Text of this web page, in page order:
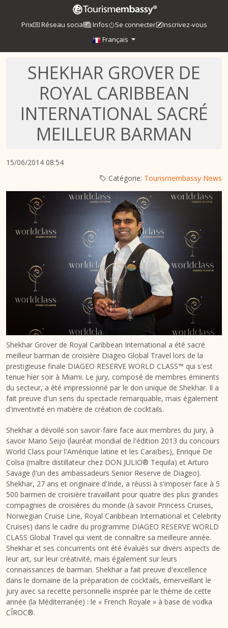
Prix Réseau social Infos Se connecter
Inscrivez-vous
Français
SHEKHAR GROVER DE
ROYAL CARIBBEAN
INTERNATIONAL SACRÉ
MEILLEUR BARMAN
15/06/2014 08:54
Catégorie: Tourismembassy News
Shekhar Grover de Royal Caribbean International a été sacré
meilleur barman de croisière Diageo Global Travel lors de la
prestigieuse finale DIAGEO RESERVE WORLD CLASS™ qui s'est
tenue hier soir à Miami. Le jury, composé de membres éminents
du secteur, a été impressionné par le don unique de Shekhar. Il a
fait preuve d'un sens du spectacle remarquable, mais également
d'inventivité en matière de création de cocktails.
Shekhar a dévoilé son savoir-faire face aux membres du jury, à
savoir Mario Seijo (lauréat mondial de l'édition 2013 du concours
World Class pour l'Amérique latine et les Caraïbes), Enrique De
Colsa (maître distillateur chez DON JULIO® Tequila) et Arturo
Savage (l'un des ambassadeurs Senior Reserve de Diageo).
Shekhar, 27 ans et originaire d'Inde, a réussi à s'imposer face à 5
500 barmen de croisière travaillant pour quatre des plus grandes
compagnies de croisières du monde (à savoir Princess Cruises,
Norwegian Cruise Line, Royal Caribbean International et Celebrity
Cruises) dans le cadre du programme DIAGEO RESERVE WORLD
CLASS Global Travel qui vient de connaître sa meilleure année.
Shekhar et ses concurrents ont été évalués sur divers aspects de
leur art, sur leur créativité, mais également sur leurs
connaissances de barman. Shekhar a fait preuve d'excellence
dans le domaine de la préparation de cocktails, émerveillant le
jury avec sa recette personnelle inspirée par le thème de cette
année (la Méditerranée) : le « French Royale » à base de vodka
CÎROC®.